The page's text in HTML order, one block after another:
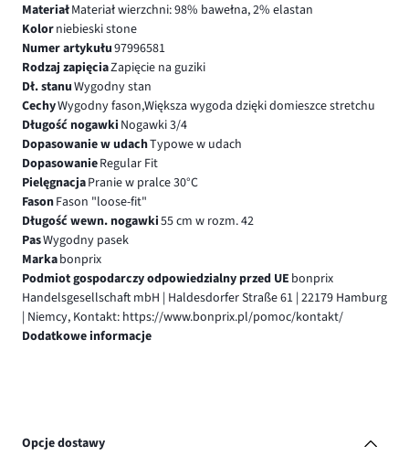
MateriałMateriał wierzchni: 98% bawełna, 2% elastan
Kolorniebieski stone
Numer artykułu97996581
Rodzaj zapięciaZapięcie na guziki
Dł. stanuWygodny stan
CechyWygodny fason,Większa wygoda dzięki domieszce stretchu
Długość nogawki Nogawki 3/4
Dopasowanie w udachTypowe w udach
DopasowanieRegular Fit
PielęgnacjaPranie w pralce 30°C
FasonFason "loose-fit"
Długość wewn. nogawki55 cm w rozm. 42
PasWygodny pasek
Markabonprix
Podmiot gospodarczy odpowiedzialny przed UE bonprix
Handelsgesellschaft mbH | Haldesdorfer Straße 61 | 22179 Hamburg
| Niemcy, Kontakt: https://www.bonprix.pl/pomoc/kontakt/
Dodatkowe informacje
Opcje dostawy